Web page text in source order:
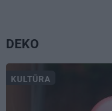
DEKO
KULTŪRA